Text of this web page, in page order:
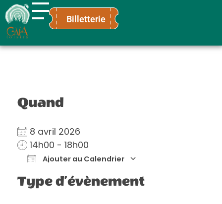
Gaïa Loisirs
Terre ludique et innovante pour tous
Billetterie
Quand
8 avril 2026
14h00 - 18h00
Ajouter au Calendrier
Télécharger ICS
Type d’évènement